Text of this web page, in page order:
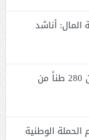
المال: أناشد
مساعدات إغاثية تركية جديدة للبنان تتضمّن 280 طناً من
الحملة الوطنية